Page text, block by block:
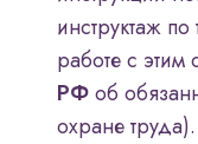
инструктаж
работе с
РФоб
охране труда).